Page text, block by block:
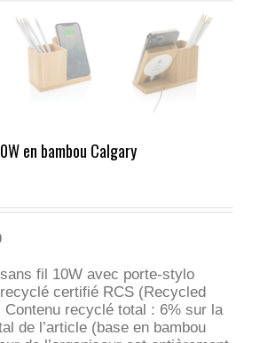
en bambou Calgary
fil 10W avec porte-stylo
certifié RCS (Recycled
Contenu recyclé total : 6% sur la
de l’article (base en bambou